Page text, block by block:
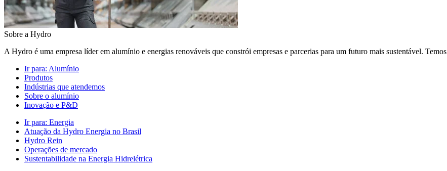
Sobre a Hydro
A Hydro é uma empresa líder em alumínio e energias renováveis que constrói empresas e parcerias para um futuro mais sustentável.
Ir para: Alumínio
Produtos
Indústrias que atendemos
Sobre o alumínio
Inovação e P&D
Ir para: Energia
Atuação da Hydro Energia no Brasil
Hydro Rein
Operações de mercado
Sustentabilidade na Energia Hidrelétrica